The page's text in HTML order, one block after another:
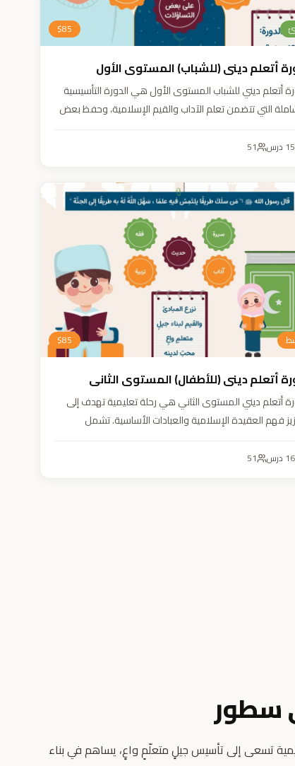
$85
أتعلم ديني (للشباب) المستوى الأول
أتعلم ديني للشباب المستوى الأول هي الدورة التأسيسية
التي تتضمن تعلم الآداب والقيم الإسلامية، وحفظ بعض
النبوية (فقه، عقيدة، سيرة). 15 درس 51
$85
أتعلم ديني (للأطفال) المستوى الثاني
أتعلم ديني المستوى الثاني هي رحلة تعليمية تهدف إلى
فهم العقيدة الإسلامية والعبادات الأساسية. تشمل
القيم والمبادئ وتربية أبنائنا تربية إيمانية وأخلاقية وعلمية16 درس 51
سطور
تسعى إلى تأسيس جيلٍ متعلّمٍ واعٍ، يساهم في بناء